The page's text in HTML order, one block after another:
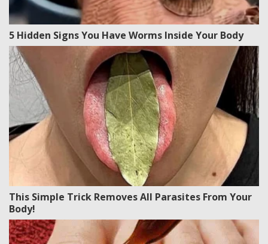
5 Hidden Signs You Have Worms Inside Your Body
This Simple Trick Removes All Parasites From Your
Body!